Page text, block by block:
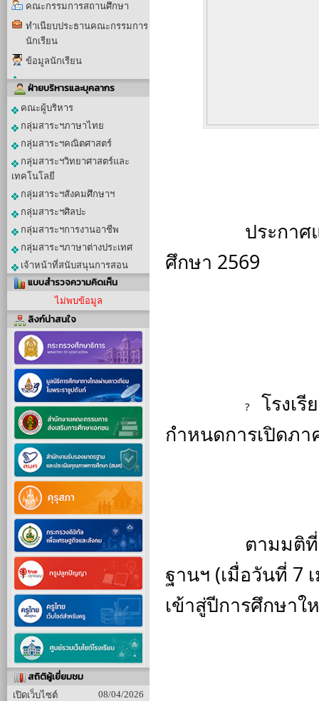
คณะกรรมการสถานศึกษา
ทำเนียบประธานคณะกรรมการ
นักเรียน
ข้อมูลนักเรียน
ฝ่ายบริหารและบุคลากร
คณะผู้บริหาร
กลุ่มสาระฯภาษาไทย
กลุ่มสาระฯคณิตศาสตร์
กลุ่มสาระฯวิทยาศาสตร์และ
เทคโนโลยี
กลุ่มสาระฯสังคมศึกษาฯ
กลุ่มสาระฯศิลปะ
กลุ่มสาระฯการงานอาชีพ
กลุ่มสาระฯภาษาต่างประเทศ
เจ้าหน้าที่สนับสนุนการสอน
แบบสำรวจความคิดเห็น
ไม่พบข้อมูล
ลิงก์น่าสนใจ
สถิติผู้เยี่ยมชม
เปิดเว็บไซต์
08/04/2026
ศึกษา 2569
โรงเ
กำหนดการเปิดภา
ฐานฯ (เมื่อวันที่ 7
เข้าสู่ปีการศึกษาใ